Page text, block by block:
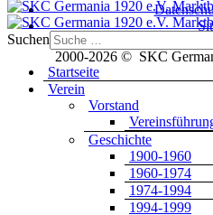
2000-2026 © SKC
Suchen
Startseite
Verein
Vorstand
Geschichte
1900-1960
1960-1974
1974-1994
1994-1999